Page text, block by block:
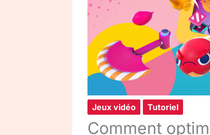
Jeux vidéo Tutoriel
Comment